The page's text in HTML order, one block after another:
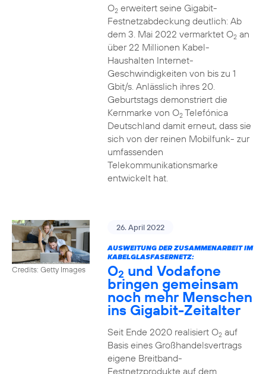
O2erweitert seine Gigabit-
Festnetzabdeckung deutlich: Ab
dem 3. Mai 2022 vermarktet O2an
über 22 Millionen Kabel-
Haushalten Internet-
Geschwindigkeiten von bis zu 1
Gbit/s. Anlässlich ihres 20.
Geburtstags demonstriert die
Kernmarke von O2Telefónica
Deutschland damit erneut, dass sie
sich von der reinen Mobilfunk- zur
umfassenden
Telekommunikationsmarke
entwickelt hat.
Credits: Getty Images
26. April 2022
AUSWEITUNG DER ZUSAMMENARBEIT IM
KABELGLASFASERNETZ:
O2 und Vodafone
bringen gemeinsam
noch mehr Menschen
ins Gigabit-Zeitalter
Seit Ende 2020 realisiert O2auf
Basis eines Großhandelsvertrags
eigene Breitband-
Festnetzprodukte auf dem